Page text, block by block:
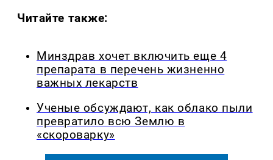
Читайте также:
Минздрав хочет включить еще 4
препарата в перечень жизненно
важных лекарств
Ученые обсуждают, как облако пыли
превратило всю Землю в
«скороварку»